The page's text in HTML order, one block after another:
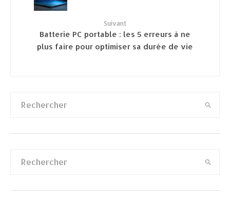
Suivant
Batterie PC portable : les 5 erreurs à ne
plus faire pour optimiser sa durée de vie